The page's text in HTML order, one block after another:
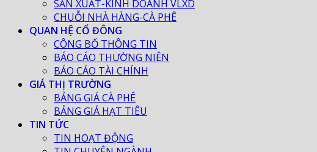
SẢN XUẤT-KINH DOANH VLXD
CHUỖI NHÀ HÀNG-CÀ PHÊ
QUAN HỆ CỔ ĐÔNG
CÔNG BỐ THÔNG TIN
BÁO CÁO THƯỜNG NIÊN
BÁO CÁO TÀI CHÍNH
GIÁ THỊ TRƯỜNG
BẢNG GIÁ CÀ PHÊ
BẢNG GIÁ HẠT TIÊU
TIN TỨC
TIN HOẠT ĐỘNG